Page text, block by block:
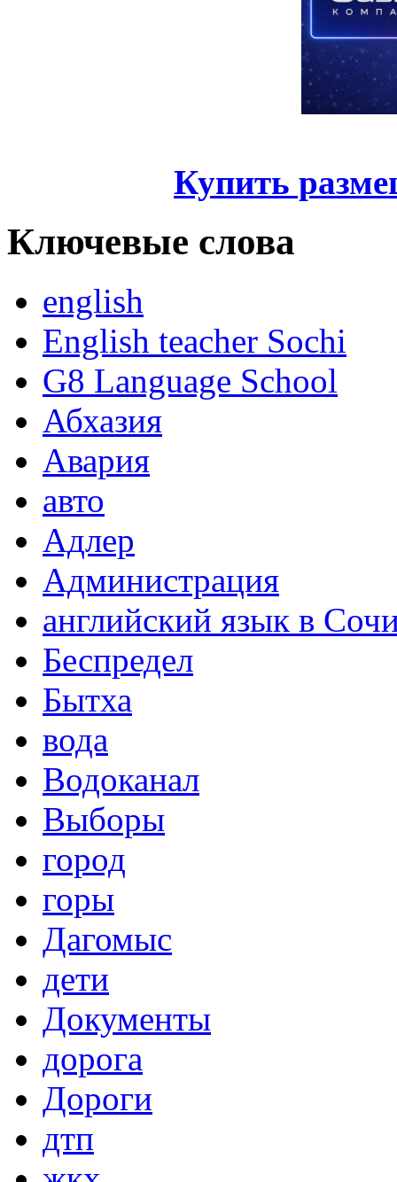
Купить
Ключевые слова
english
English teacher Sochi
G8 Language School
Абхазия
Авария
авто
Адлер
Администрация
английский язык в
Беспредел
Бытха
вода
Водоканал
Выборы
город
горы
Дагомыс
дети
Документы
дорога
Дороги
дтп